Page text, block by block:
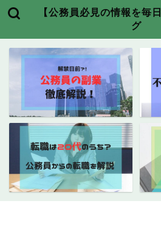
【公務員必見の情報を毎
グ